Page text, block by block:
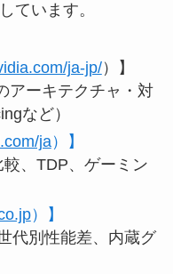
ています。
ja-jp/）】
アーキテクチャ・対
など）
ja）】
、TDP、ゲーミン
）】
代別性能差、内蔵グ